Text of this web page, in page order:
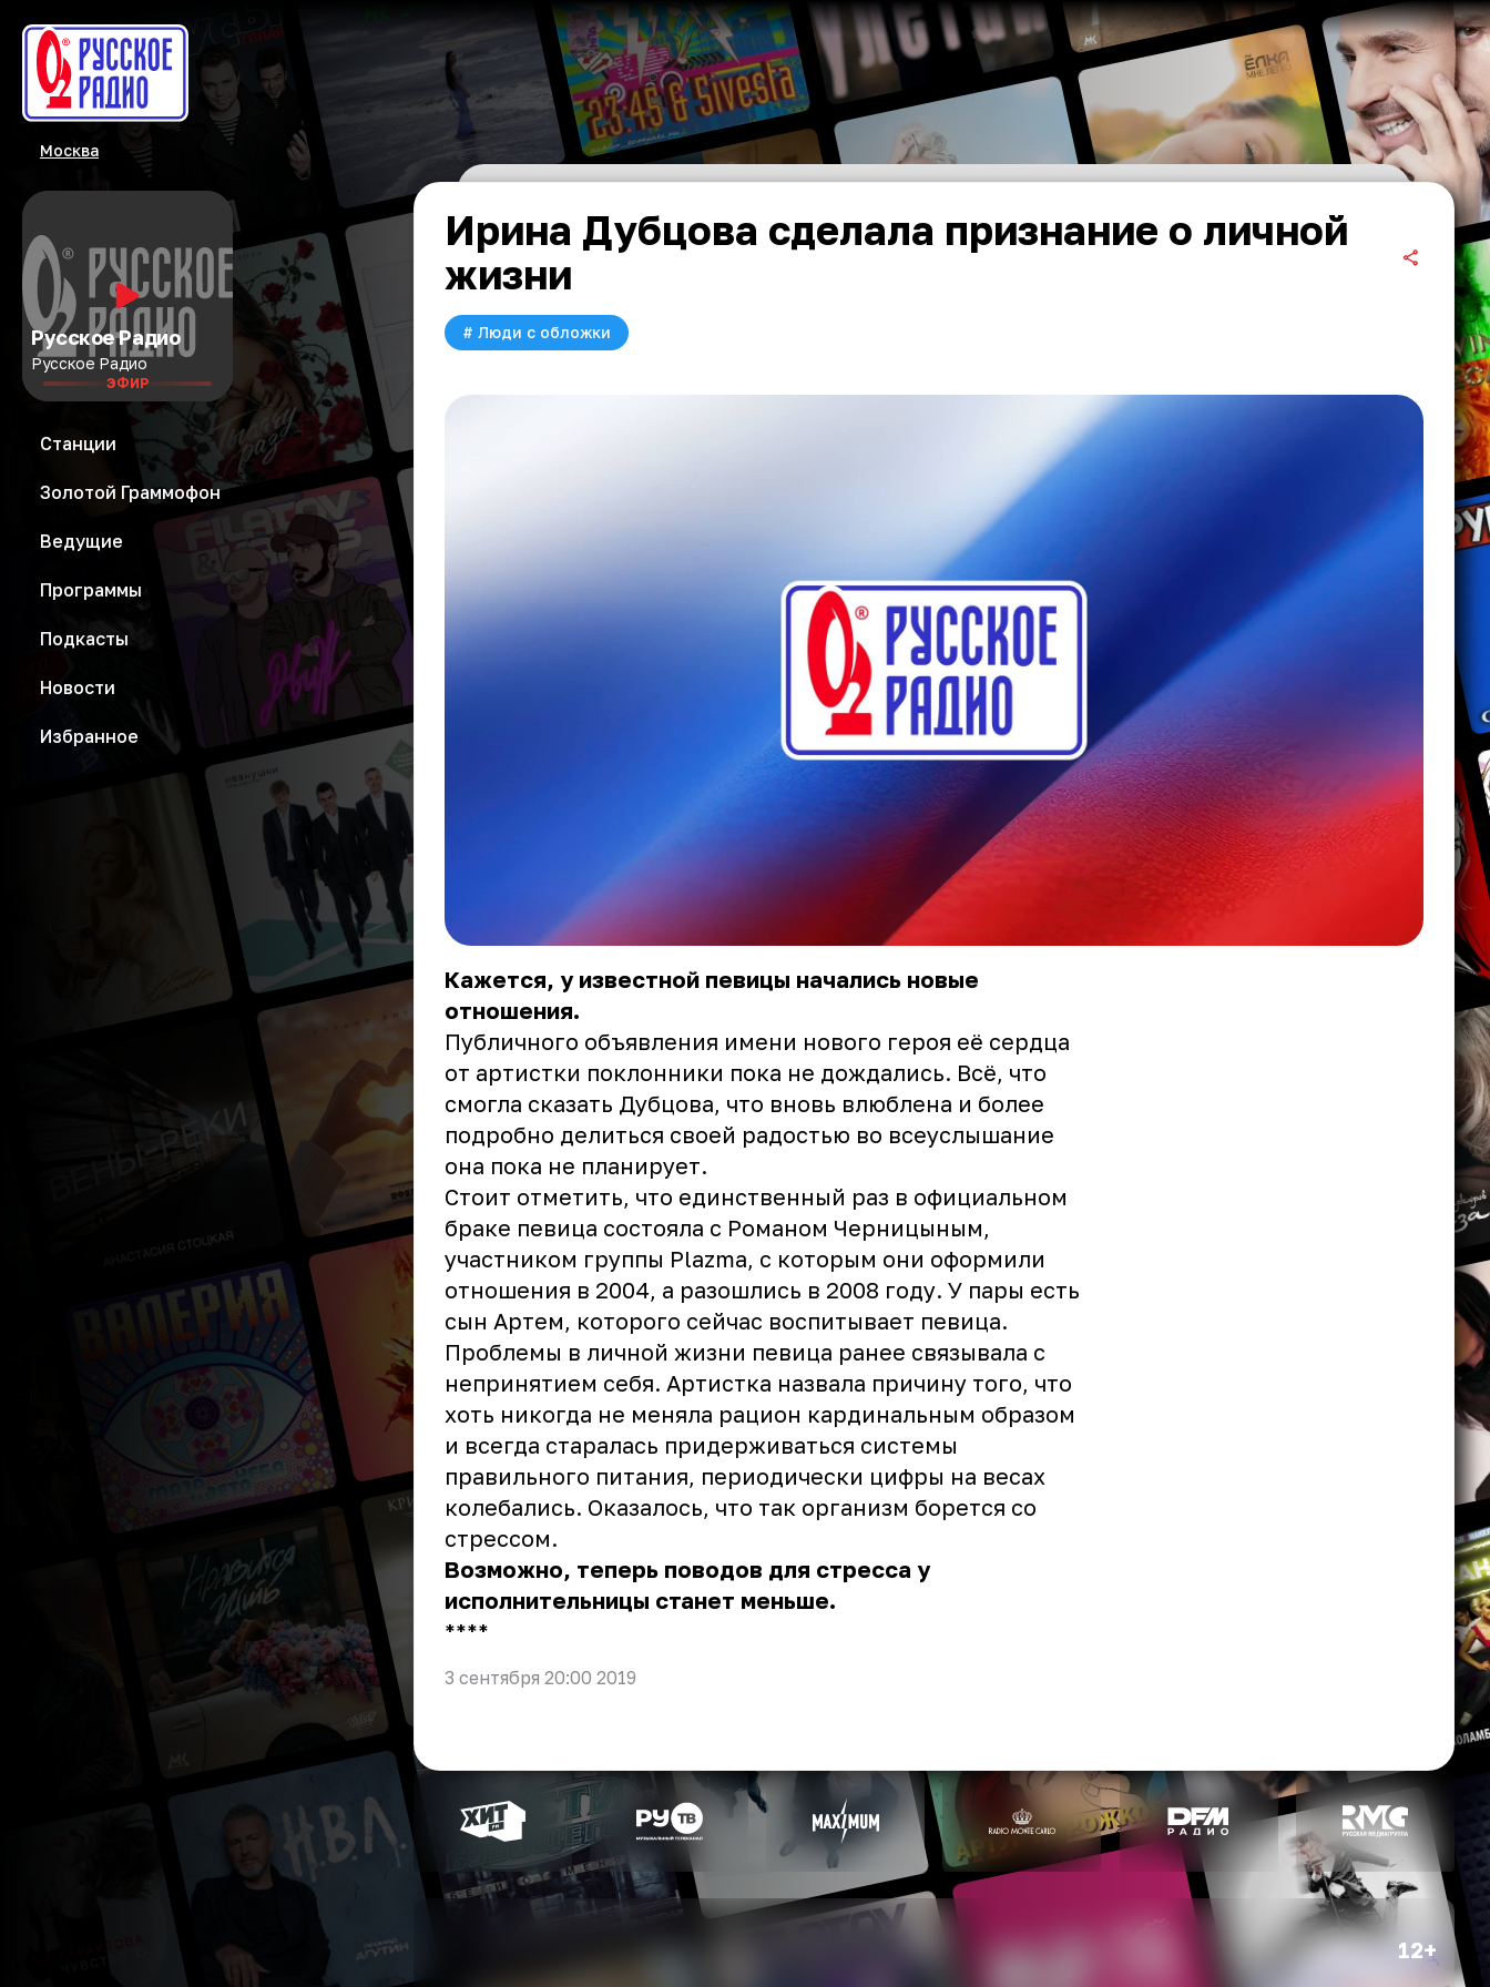
Москва
Русское Радио
Русское Радио
ЭФИР
Станции
Золотой Граммофон
Ведущие
Программы
Подкасты
Новости
Избранное
Ирина Дубцова сделала признание о личной
жизни
# Люди с обложки
Кажется, у известной певицы начались новые
отношения.
Публичного объявления имени нового героя её сердца
от артистки поклонники пока не дождались. Всё, что
смогла сказать Дубцова, что вновь влюблена и более
подробно делиться своей радостью во всеуслышание
она пока не планирует.
Стоит отметить, что единственный раз в официальном
браке певица состояла с Романом Черницыным,
участником группы Plazma, с которым они оформили
отношения в 2004, а разошлись в 2008 году. У пары есть
сын Артем, которого сейчас воспитывает певица.
Проблемы в личной жизни певица ранее связывала с
непринятием себя. Артистка назвала причину того, что
хоть никогда не меняла рацион кардинальным образом
и всегда старалась придерживаться системы
правильного питания, периодически цифры на весах
колебались. Оказалось, что так организм борется со
стрессом.
Возможно, теперь поводов для стресса у
исполнительницы станет меньше.
** **
3 сентября 20:00 2019
12+